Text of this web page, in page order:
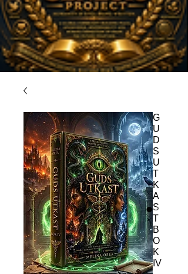
G
U
D
S
U
T
K
A
S
T
B
O
K
IV